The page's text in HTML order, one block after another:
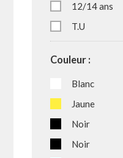
12/14 ans
T.U
Couleur :
Blanc
Jaune
Noir
Noir